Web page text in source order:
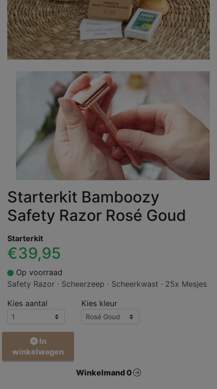
Starterkit Bamboozy
Safety Razor Rosé Goud
Starterkit
€39,95
Op voorraad
Safety Razor · Scheerzeep · Scheerkwast · 25x Mesjes
Kies aantal
Kies kleur
In
winkelwagen
Winkelmand 0